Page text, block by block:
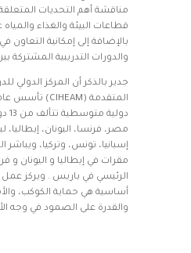
مناقشة أهم التحديات
قطاعات البيئة والغذاء
بالإضافة إلى إمكانية
والدورات التدريبية المشتركة
جدير بالذكر أن المركز الدولي
مصر، فرنسا، اليونان، إيطاليا،
مقرات في إيطاليا و اليونان و
أساسية هي حماية الكوكب،
والقدرة على الصمود في وجه